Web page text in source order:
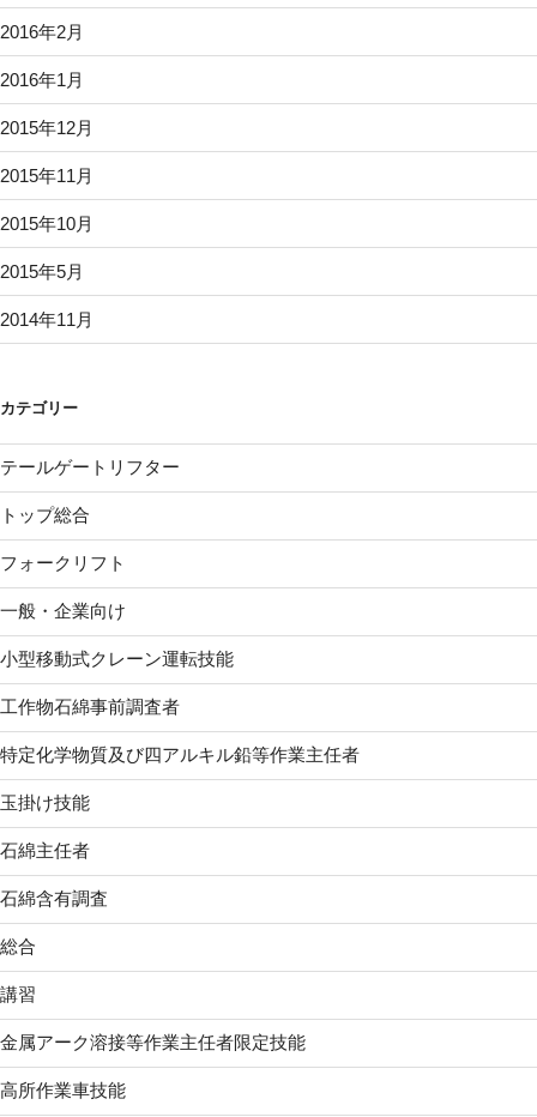
2016年2月
2016年1月
2015年12月
2015年11月
2015年10月
2015年5月
2014年11月
カテゴリー
テールゲートリフター
トップ総合
フォークリフト
一般・企業向け
小型移動式クレーン運転技能
工作物石綿事前調査者
特定化学物質及び四アルキル鉛等作業主任者
玉掛け技能
石綿主任者
石綿含有調査
総合
講習
金属アーク溶接等作業主任者限定技能
高所作業車技能